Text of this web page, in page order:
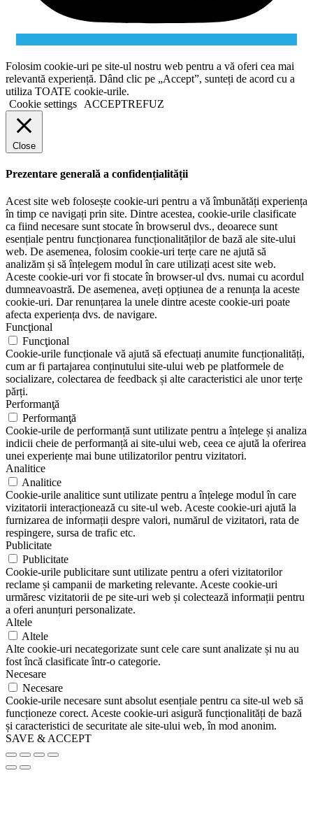
Folosim cookie-uri pe site-ul nostru web pentru a vă oferi cea mai
relevantă experiență. Dând clic pe „Accept”, sunteți de acord cu a
utiliza TOATE cookie-urile.
Cookie settings
ACCEPTREFUZ
Close
Prezentare generală a confidențialității
Acest site web folosește cookie-uri pentru a vă îmbunătăți experiența
în timp ce navigați prin site. Dintre acestea, cookie-urile clasificate
ca fiind necesare sunt stocate în browserul dvs., deoarece sunt
esențiale pentru funcționarea funcționalităților de bază ale site-ului
web. De asemenea, folosim cookie-uri terțe care ne ajută să
analizăm și să înțelegem modul în care utilizați acest site web.
Aceste cookie-uri vor fi stocate în browser-ul dvs. numai cu acordul
dumneavoastră. De asemenea, aveți opțiunea de a renunța la aceste
cookie-uri. Dar renunțarea la unele dintre aceste cookie-uri poate
afecta experiența dvs. de navigare.
Funcţional
Funcţional
Cookie-urile funcționale vă ajută să efectuați anumite funcționalități,
cum ar fi partajarea conținutului site-ului web pe platformele de
socializare, colectarea de feedback și alte caracteristici ale unor terțe
părți.
Performanţă
Performanţă
Cookie-urile de performanță sunt utilizate pentru a înțelege și analiza
indicii cheie de performanță ai site-ului web, ceea ce ajută la oferirea
unei experiențe mai bune utilizatorilor pentru vizitatori.
Analitice
Analitice
Cookie-urile analitice sunt utilizate pentru a înțelege modul în care
vizitatorii interacționează cu site-ul web. Aceste cookie-uri ajută la
furnizarea de informații despre valori, numărul de vizitatori, rata de
respingere, sursa de trafic etc.
Publicitate
Publicitate
Cookie-urile publicitare sunt utilizate pentru a oferi vizitatorilor
reclame și campanii de marketing relevante. Aceste cookie-uri
urmăresc vizitatorii de pe site-uri web și colectează informații pentru
a oferi anunțuri personalizate.
Altele
Altele
Alte cookie-uri necategorizate sunt cele care sunt analizate și nu au
fost încă clasificate într-o categorie.
Necesare
Necesare
Cookie-urile necesare sunt absolut esențiale pentru ca site-ul web să
funcționeze corect. Aceste cookie-uri asigură funcționalități de bază
și caracteristici de securitate ale site-ului web, în mod anonim.
SAVE & ACCEPT